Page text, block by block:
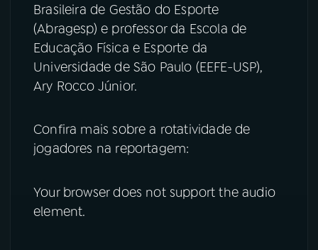
Brasileira de Gestão do Esporte
(Abragesp) e professor da Escola de
Educação Física e Esporte da
Universidade de São Paulo (EEFE-USP),
Ary Rocco Júnior.
Confira mais sobre a rotatividade de
jogadores na reportagem:
Your browser does not support the audio
element.